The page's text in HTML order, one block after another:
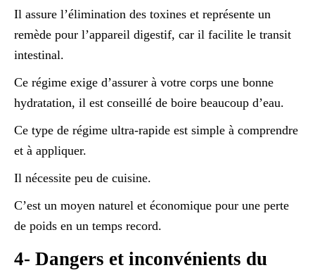
Il assure l’élimination des toxines et représente un
remède pour l’appareil digestif, car il facilite le transit
intestinal.
Ce régime exige d’assurer à votre corps une bonne
hydratation, il est conseillé de boire beaucoup d’eau.
Ce type de régime ultra-rapide est simple à comprendre
et à appliquer.
Il nécessite peu de cuisine.
C’est un moyen naturel et économique pour une perte
de poids en un temps record.
4- Dangers et inconvénients du